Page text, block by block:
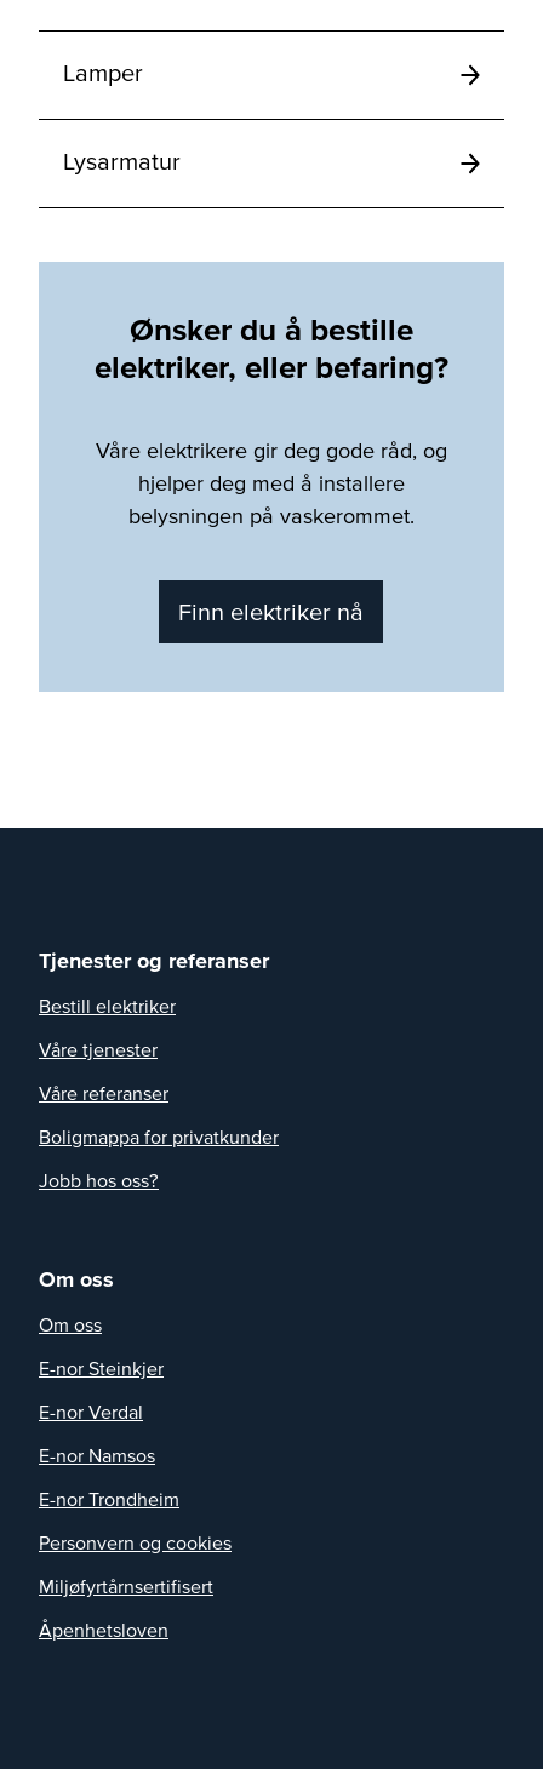
Lamper
Lysarmatur
Ønsker du å bestille
elektriker, eller befaring?
Våre elektrikere gir deg gode råd, og
hjelper deg med å installere
belysningen på vaskerommet.
Finn elektriker nå
Tjenester og referanser
Bestill elektriker
Våre tjenester
Våre referanser
Boligmappa for privatkunder
Jobb hos oss?
Om oss
Om oss
E-nor Steinkjer
E-nor Verdal
E-nor Namsos
E-nor Trondheim
Personvern og cookies
Miljøfyrtårnsertifisert
Åpenhetsloven